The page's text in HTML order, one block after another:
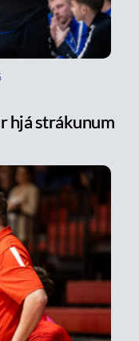
hjá strákunum